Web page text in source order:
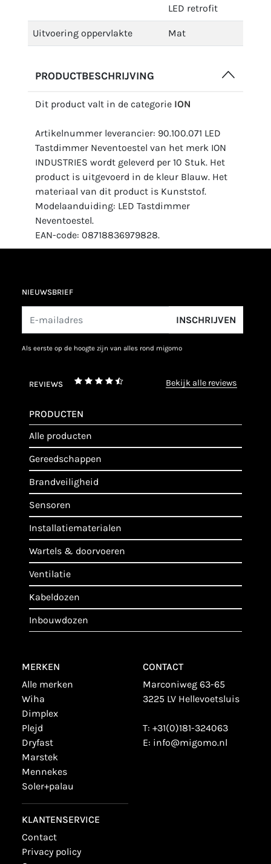
LED retrofit
Uitvoering oppervlakte Mat
PRODUCTBESCHRIJVING
Dit product valt in de categorie ION
Artikelnummer leverancier: 90.100.071 LED
Tastdimmer Neventoestel van het merk ION
INDUSTRIES wordt geleverd per 10 Stuk. Het
product is uitgevoerd in de kleur Blauw. Het
materiaal van dit product is Kunststof.
Modelaanduiding: LED Tastdimmer
Neventoestel.
EAN-code: 08718836979828.
NIEUWSBRIEF
INSCHRIJVEN
als eerste op de hoogte zijn van alles rond migomo
REVIEWS bekijk alle reviews
PRODUCTEN
alle producten
gereedschappen
brandveiligheid
sensoren
installatiematerialen
wartels & doorvoeren
ventilatie
kabeldozen
inbouwdozen
MERKEN
alle merken
wiha
dimplex
plejd
dryfast
marstek
mennekes
soler+palau
KLANTENSERVICE
contact
privacy policy
CONTACT
Marconiweg 63-65
3225 LV Hellevoetsluis
T: +31(0)181-324063
E: info@migomo.nl